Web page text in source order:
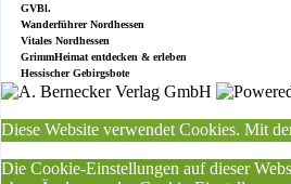
GVBl.
Wanderführer Nordhessen
Vitales Nordhessen
GrimmHeimat entdecken & erleben
Hessischer Gebirgsbote
Diese Website verwendet Cookies. Mit
Die Cookie-Einstellungen auf dieser